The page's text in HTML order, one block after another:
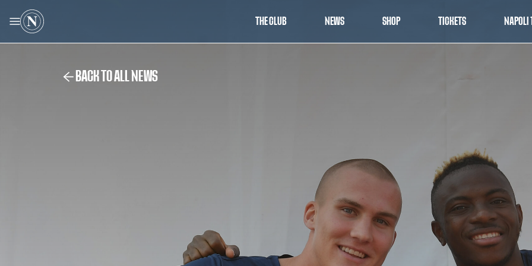
THE CLUB NEWS SHOP TICKETS NAPOLI
BACK TO ALL NEWS